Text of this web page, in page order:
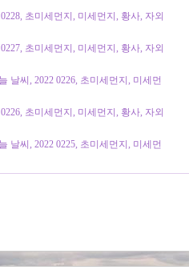
초미세먼지, 미세먼지, 황사, 자외
초미세먼지, 미세먼지, 황사, 자외
날씨, 2022 0226, 초미세먼지, 미세먼
초미세먼지, 미세먼지, 황사, 자외
날씨, 2022 0225, 초미세먼지, 미세먼